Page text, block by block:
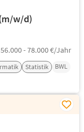
w/d)
56.000 - 78.000 €/Jahr
Statistik
BWL